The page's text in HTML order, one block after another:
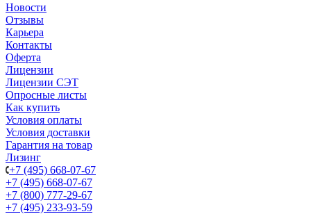
Новости
Отзывы
Карьера
Контакты
Оферта
Лицензии
Лицензии СЭТ
Опросные листы
Как купить
Условия оплаты
Условия доставки
Гарантия на товар
Лизинг
+7 (495) 668-07-67
+7 (495) 668-07-67
+7 (800) 777-29-67
+7 (495) 233-93-59